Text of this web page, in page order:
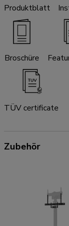
Produktblatt
Broschüre
TÜV certificate
Zubehör